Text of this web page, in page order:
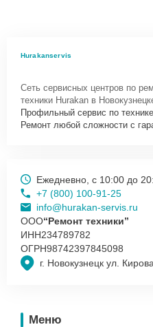
Hurakanservis
Сеть сервисных центров по
техники Hurakan в
Профильный сервис по
Ремонт любой сложности с
г. Новокузнецк ул.
Ежедневно, с 10:00 до
+7 (800) 100-91-25
info@hurakan-servis.ru
ООО“Ремонт техники”
ИНН234789782
ОГРН98742397845098
Меню